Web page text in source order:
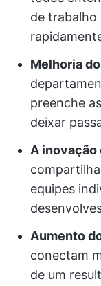
de trabalho
Melhoria
preenche
deixar
A inovação
equipes
Aumento
conectam
de um